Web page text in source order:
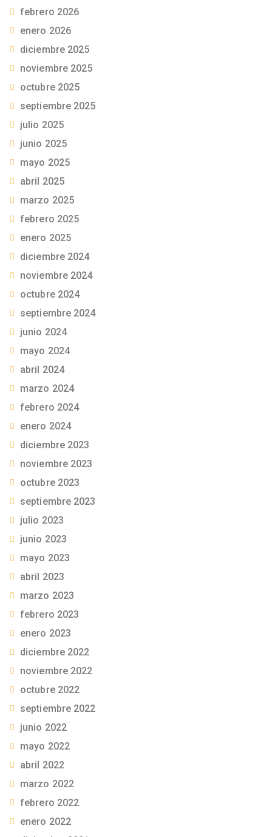
febrero 2026
enero 2026
diciembre 2025
noviembre 2025
octubre 2025
septiembre 2025
julio 2025
junio 2025
mayo 2025
abril 2025
marzo 2025
febrero 2025
enero 2025
diciembre 2024
noviembre 2024
octubre 2024
septiembre 2024
junio 2024
mayo 2024
abril 2024
marzo 2024
febrero 2024
enero 2024
diciembre 2023
noviembre 2023
octubre 2023
septiembre 2023
julio 2023
junio 2023
mayo 2023
abril 2023
marzo 2023
febrero 2023
enero 2023
diciembre 2022
noviembre 2022
octubre 2022
septiembre 2022
junio 2022
mayo 2022
abril 2022
marzo 2022
febrero 2022
enero 2022